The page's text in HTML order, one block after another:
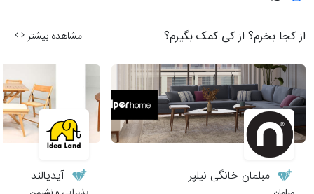
از کجا بخرم؟ از کی کمک بگیرم؟ مشاهده بیشتر
مبلمان خانگی نیلپر آیدیالند